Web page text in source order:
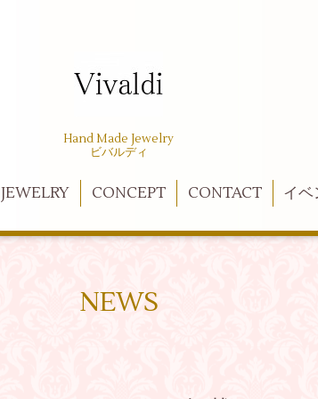
Hand Made Jewelry
ビバルディ
JEWELRY CONCEPT CONTACT イ
NEWS